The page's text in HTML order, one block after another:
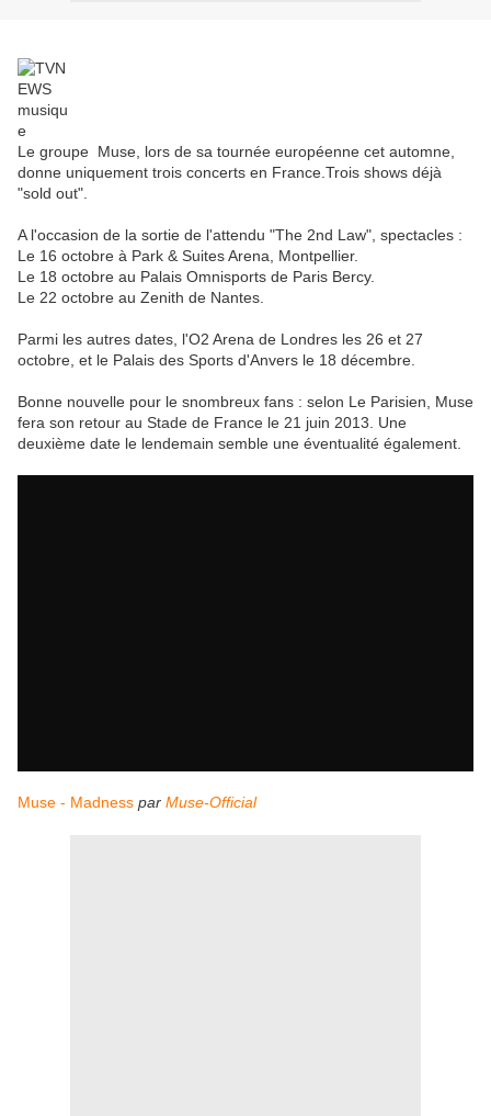
Le groupe Muse, lors de sa tournée européenne cet automne,
donne uniquement trois concerts en France.Trois shows déjà
"sold out".
A l'occasion de la sortie de l'attendu "The 2nd Law", spectacles :
Le 16 octobre à Park & Suites Arena, Montpellier.
Le 18 octobre au Palais Omnisports de Paris Bercy.
Le 22 octobre au Zenith de Nantes.
Parmi les autres dates, l'O2 Arena de Londres les 26 et 27
octobre, et le Palais des Sports d'Anvers le 18 décembre.
Bonne nouvelle pour le snombreux fans : selon Le Parisien, Muse
fera son retour au Stade de France le 21 juin 2013. Une
deuxième date le lendemain semble une éventualité également.
Muse - Madness par Muse-Official